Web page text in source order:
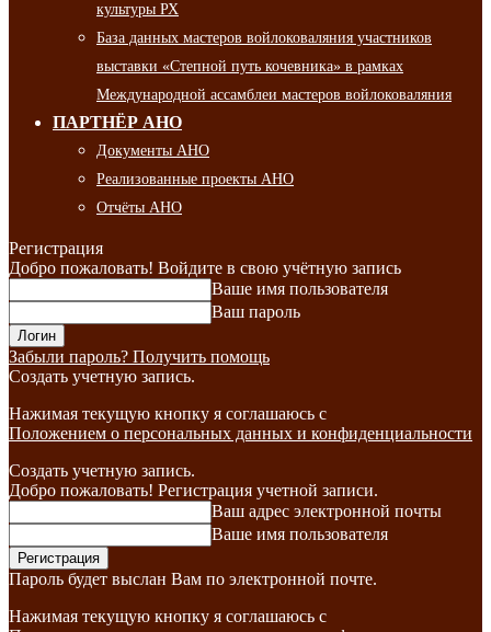
культуры РХ
База данных мастеров войлоковаляния участников
выставки «Степной путь кочевника» в рамках
Международной ассамблеи мастеров войлоковаляния
ПАРТНЁР АНО
Документы АНО
Реализованные проекты АНО
Отчёты АНО
Регистрация
Добро пожаловать! Войдите в свою учётную запись
Ваше имя пользователя
Ваш пароль
Забыли пароль? Получить помощь
Создать учетную запись.
Нажимая текущую кнопку я соглашаюсь с
Положением о персональных данных и конфиденциальности
Создать учетную запись.
Добро пожаловать! Регистрация учетной записи.
Ваш адрес электронной почты
Ваше имя пользователя
Пароль будет выслан Вам по электронной почте.
Нажимая текущую кнопку я соглашаюсь с